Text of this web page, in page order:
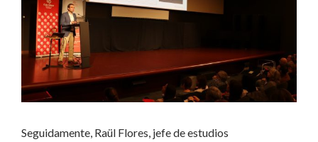
Seguidamente, Raül Flores, jefe de estudios